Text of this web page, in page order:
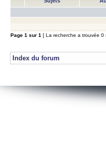
Page 1 sur 1 [ La recherche a trouvée 0
Index du forum